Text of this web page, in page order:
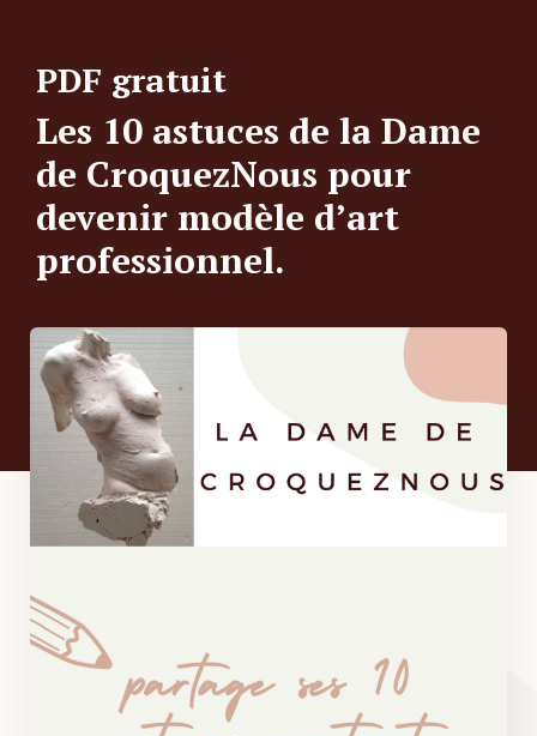
PDF gratuit
Les 10 astuces de la Dame
de CroquezNous pour
devenir modèle d’art
professionnel.